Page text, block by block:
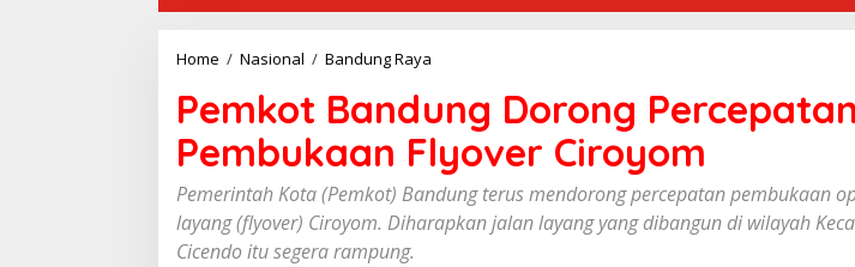
Home / Nasional / Bandung Raya
m
k
o
t
B
n
Pemkot Bandung Dorong Percepatan
Pembukaan Flyover Ciroyom
Pemerintah Kota (Pemkot) Bandung terus mendorong percepatan pembukaan
layang (flyover) Ciroyom. Diharapkan jalan layang yang dibangun di wilayah
Cicendo itu segera rampung.